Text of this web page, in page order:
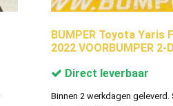
BUMPER Toyota Yaris
2022 VOORBUMPER 2-
Direct leverbaar
Binnen 2 werkdagen geleverd.